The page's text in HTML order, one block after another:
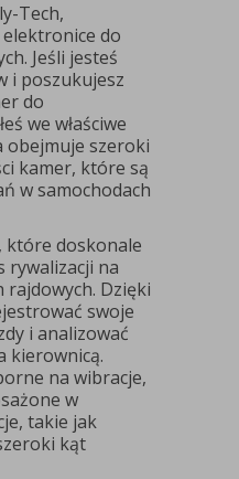
Tech,
do
Jeśli jesteś
i poszukujesz
do
we właściwe
obejmuje szeroki
kamer, które są
w samochodach
które doskonale
rywalizacji na
Dzięki
swoje
i analizować
kierownicą.
na wibracje,
w
takie jak
kąt